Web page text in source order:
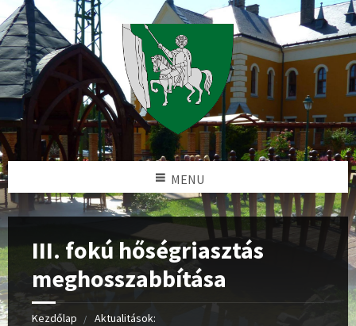
MENU
III. fokú hőségriasztás
meghosszabbítása
Kezdőlap Aktualitások: